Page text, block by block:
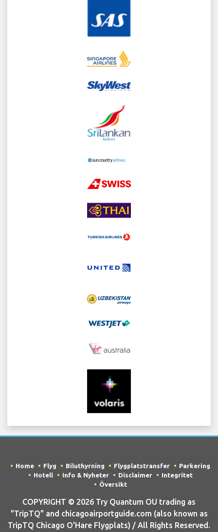
Home Flyg Biluthyrning Flygplatstransfer
Parkering
Hotell
Info & Nyheter Disclaimer
Integritet
Översikt
COPYRIGHT © 2026 Try Quantum OU trading as
"TripTQ" and chicagoairportguide.com (also known as
TripTQ Chicago O'Hare Flygplats) / All Rights Reserved.